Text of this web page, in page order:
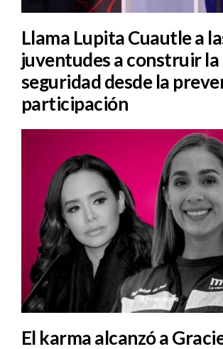
Llama Lupita Cuautle a
juventudes a construir la
seguridad desde la
participación
El karma alcanzó a